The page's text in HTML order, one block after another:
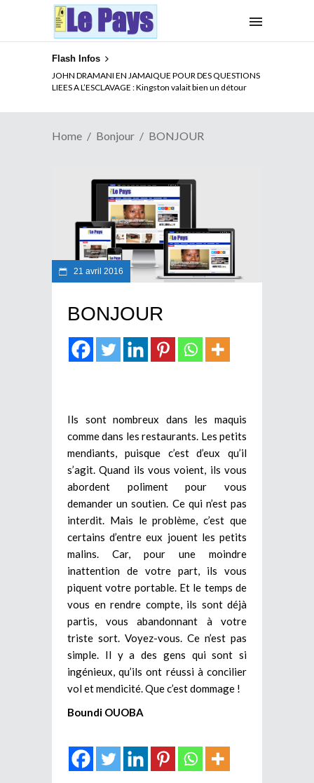
Flash Infos
JOHN DRAMANI EN JAMAIQUE POUR DES QUESTIONS
LIEES A L’ESCLAVAGE : Kingston valait bien un détour
Home Bonjour BONJOUR
21 avril 2016
BONJOUR
Ils sont nombreux dans les maquis
comme dans les restaurants. Les petits
mendiants, puisque c’est d’eux qu’il
s’agit. Quand ils vous voient, ils vous
abordent poliment pour vous
demander un soutien. Ce qui n’est pas
interdit. Mais le problème, c’est que
certains d’entre eux jouent les petits
malins. Car, pour une moindre
inattention de votre part, ils vous
piquent votre portable. Et le temps de
vous en rendre compte, ils sont déjà
partis, vous abandonnant à votre
triste sort. Voyez-vous. Ce n’est pas
simple. Il y a des gens qui sont si
ingénieux, qu’ils ont réussi à concilier
vol et mendicité. Que c’est dommage !
Boundi OUOBA